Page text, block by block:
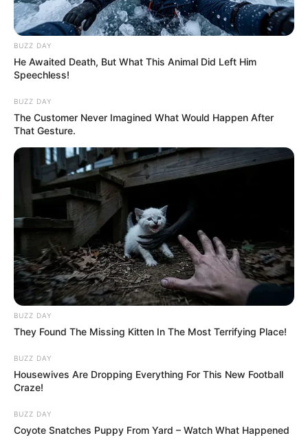
BUZZ DAY
He Awaited Death, But What This Animal Did Left Him
Speechless!
BUZZ DAY
The Customer Never Imagined What Would Happen After
That Gesture.
BUZZ DAY
They Found The Missing Kitten In The Most Terrifying Place!
BUZZ DAY
Housewives Are Dropping Everything For This New Football
Craze!
BUZZ DAY
Coyote Snatches Puppy From Yard – Watch What Happened